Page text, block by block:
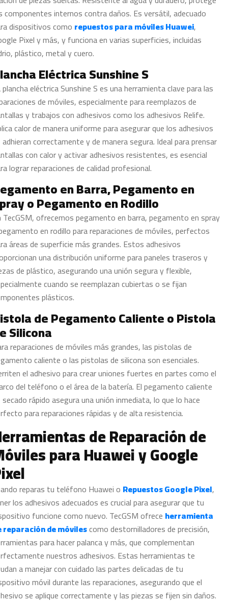
componentes internos contra daños. Es versátil, adecuado
dispositivos como repuestos para móviles Huawei,
Pixel y más, y funciona en varias superficies, incluidas
plástico, metal y cuero.
Eléctrica Sunshine S
eléctrica Sunshine S es una herramienta clave para las
de móviles, especialmente para reemplazos de
y trabajos con adhesivos como los adhesivos Relife.
calor de manera uniforme para asegurar que los adhesivos
correctamente y de manera segura. Ideal para prensar
con calor y activar adhesivos resistentes, es esencial
lograr reparaciones de calidad profesional.
en Barra, Pegamento en
o Pegamento en Rodillo
TecGSM, ofrecemos pegamento en barra, pegamento en spray
en rodillo para reparaciones de móviles, perfectos
áreas de superficie más grandes. Estos adhesivos
una distribución uniforme para paneles traseros y
de plástico, asegurando una unión segura y flexible,
cuando se reemplazan cubiertas o se fijan
plásticos.
de Pegamento Caliente o Pistola
Silicona
reparaciones de móviles más grandes, las pistolas de
caliente o las pistolas de silicona son esenciales.
el adhesivo para crear uniones fuertes en partes como el
del teléfono o el área de la batería. El pegamento caliente
rápido asegura una unión inmediata, lo que lo hace
para reparaciones rápidas y de alta resistencia.
de Reparación de
para Huawei y Google
reparas tu teléfono Huawei o Repuestos Google Pixel,
los adhesivos adecuados es crucial para asegurar que tu
funcione como nuevo. TecGSM ofrece herramienta
reparación de móvilescomo destornilladores de precisión,
para hacer palanca y más, que complementan
nuestros adhesivos. Estas herramientas te
a manejar con cuidado las partes delicadas de tu
móvil durante las reparaciones, asegurando que el
se aplique correctamente y las piezas se fijen sin daños.